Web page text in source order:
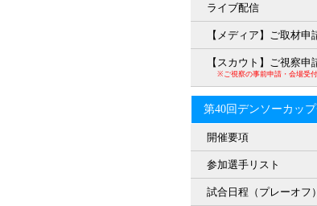
ライブ配信
【メディア】ご取材申
【スカウト】ご視察申
※ご視察の事前申請・会場受
第40回デンソーカッ
開催要項
参加選手リスト
試合日程（プレーオフ）